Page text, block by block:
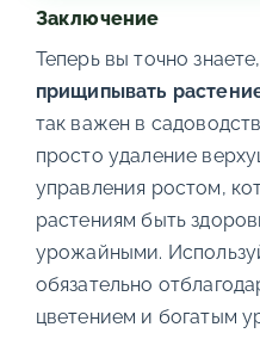
Заключение
Теперь вы точно знаете,
прищипывать
так важен в
просто удаление
управления ростом,
растениям быть
урожайными.
обязательно
цветением и богатым